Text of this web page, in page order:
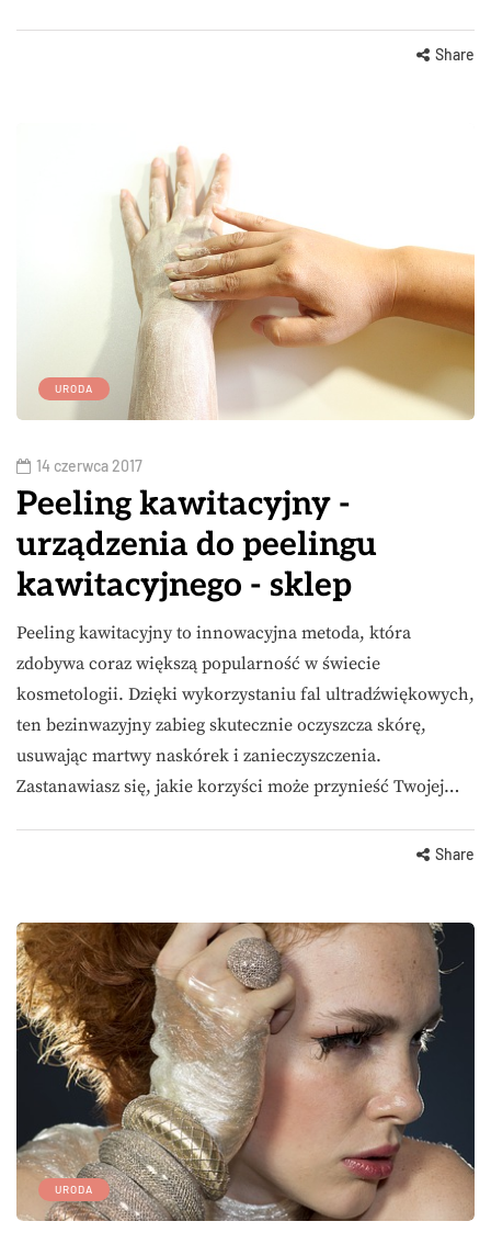
Share
URODA
14 czerwca 2017
Peeling kawitacyjny -
urządzenia do peelingu
kawitacyjnego - sklep
Peeling kawitacyjny to innowacyjna metoda, która
zdobywa coraz większą popularność w świecie
kosmetologii. Dzięki wykorzystaniu fal ultradźwiękowych,
ten bezinwazyjny zabieg skutecznie oczyszcza skórę,
usuwając martwy naskórek i zanieczyszczenia.
Zastanawiasz się, jakie korzyści może przynieść Twojej…
Share
URODA